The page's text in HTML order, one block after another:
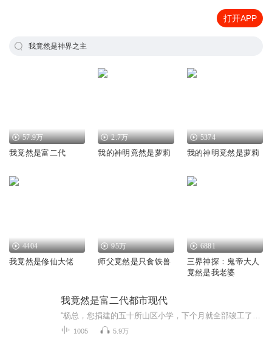
打开APP
我竟然是神界之主
57.9万
我竟然是富二代
2.7万
我的神明竟然是萝莉
5374
我的神明竟然是萝莉
4404
我竟然是修仙大佬
95万
师父竟然是只食铁兽
6881
三界神探：鬼帝大人
竟然是我老婆
我竟然是富二代都市现代
1005 5.9万